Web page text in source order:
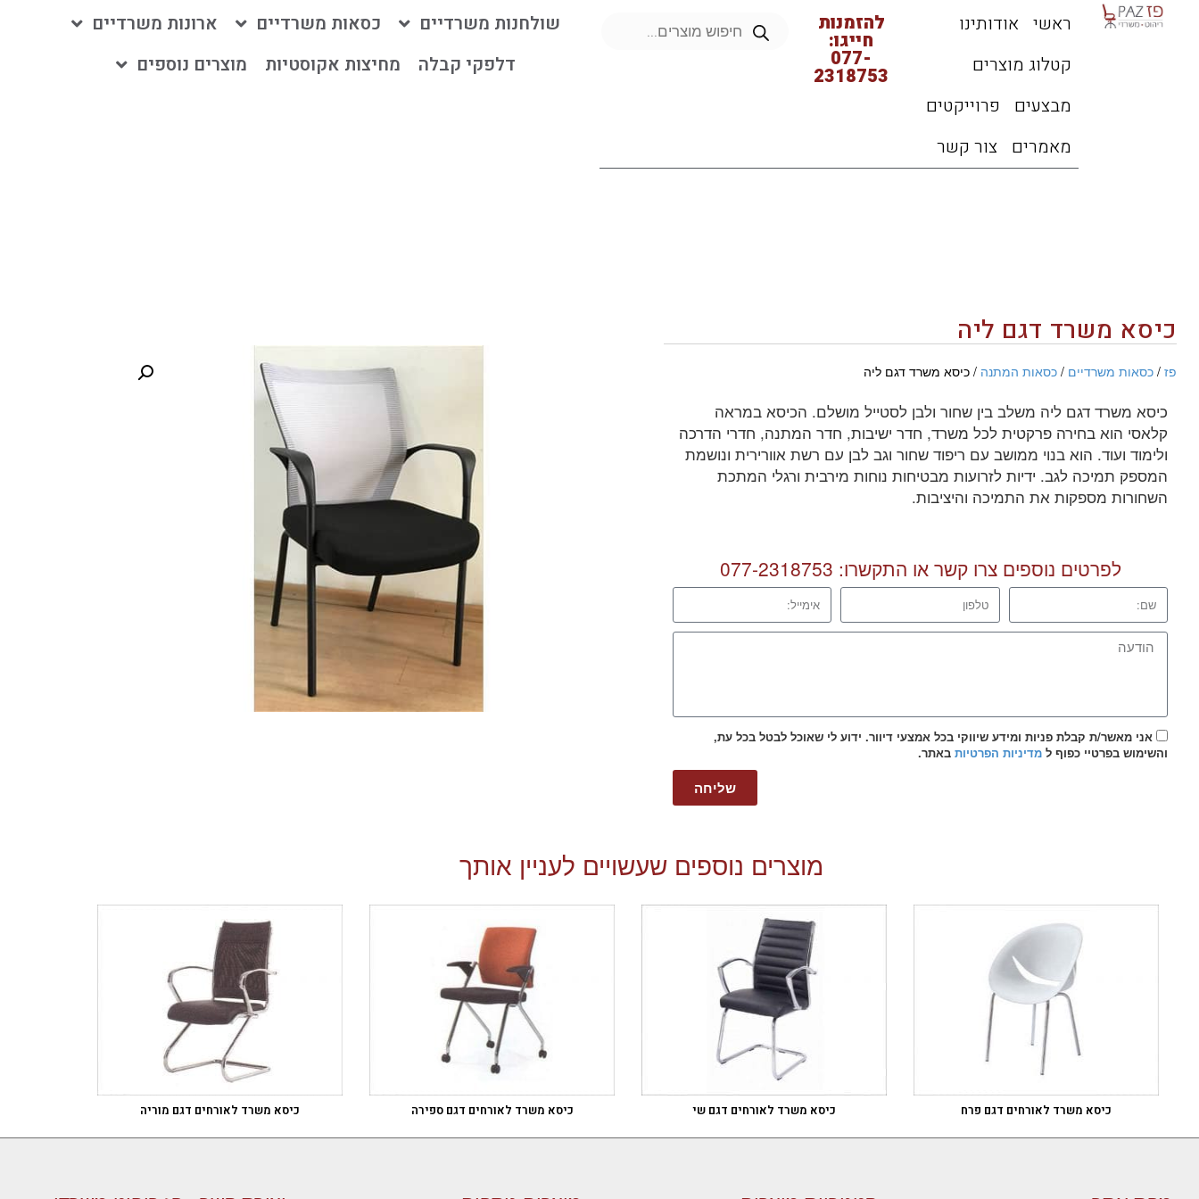
ראשי אודותינו
קטלוג מוצרים
מבצעים
פרוייקטים
מאמרים צור קשר
להזמנות
חייגו:
077-
2318753
שולחנות משרדיים כסאות משרדיים
ארונות משרדיים
דלפקי קבלה
מחיצות אקוסטיות מוצרים נוספים
כיסא משרד דגם ליה
פז / כסאות משרדיים / כסאות המתנה / כיסא משרד דגם ליה
כיסא משרד דגם ליה משלב בין שחור ולבן לסטייל מושלם. הכיסא במראה
קלאסי הוא בחירה פרקטית לכל משרד, חדר ישיבות, חדר המתנה, חדרי הדרכה
ולימוד ועוד. הוא בנוי ממושב עם ריפוד שחור וגב לבן עם רשת אוורירית ונושמת
המספק תמיכה לגב. ידיות לזרועות מבטיחות נוחות מירבית ורגלי המתכת
השחורות מספקות את התמיכה והיציבות.
לפרטים נוספים צרו קשר או התקשרו: 077-2318753
אני מאשר/ת קבלת פניות ומידע שיווקי בכל אמצעי דיוור. ידוע לי שאוכל לבטל בכל עת,
והשימוש בפרטיי כפוף ל מדיניות הפרטיות באתר.
שליחה
מוצרים נוספים שעשויים לעניין אותך
כיסא משרד לאורחים דגם פרח כיסא משרד לאורחים דגם שי כיסא משרד לאורחים דגם ספירה כיסא משרד לאורחים דגם מוריה